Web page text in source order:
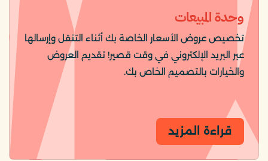
وحدة المبيعات
تخصيص عروض الأسعار الخاصة بك أثناء التنقل وإرسالها
عبر البريد الإلكتروني في وقت قصير! تقديم العروض
والخيارات بالتصميم الخاص بك.
قراءة المزيد